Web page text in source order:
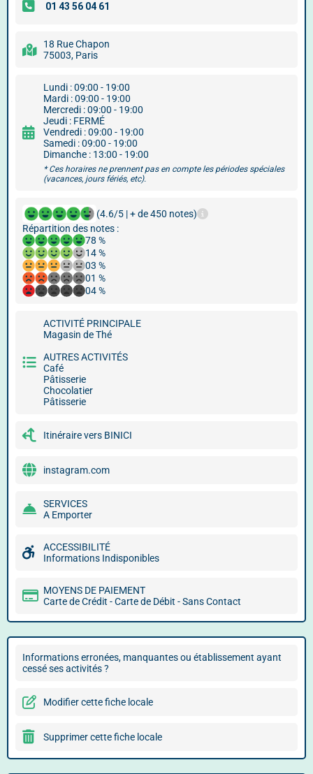
18 Rue Chapon
75003, Paris
Lundi : 09:00 - 19:00
Mardi : 09:00 - 19:00
Mercredi : 09:00 - 19:00
Jeudi : FERMÉ
Vendredi : 09:00 - 19:00
Samedi : 09:00 - 19:00
Dimanche : 13:00 - 19:00
* Ces horaires ne prennent pas en compte les périodes spéciales
(vacances, jours fériés, etc).
(4.6/5 | + de 450 notes)
Répartition des notes :
78 %
14 %
03 %
01 %
04 %
ACTIVITÉ PRINCIPALE
Magasin de Thé
AUTRES ACTIVITÉS
Café
Pâtisserie
Chocolatier
Pâtisserie
Itinéraire vers BINICI
instagram.com
SERVICES
A Emporter
ACCESSIBILITÉ
Informations Indisponibles
MOYENS DE PAIEMENT
Carte de Crédit - Carte de Débit - Sans Contact
Informations erronées, manquantes ou établissement ayant
cessé ses activités ?
Modifier cette fiche locale
Supprimer cette fiche locale